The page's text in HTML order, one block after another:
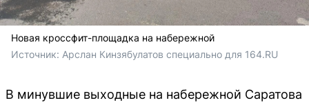
Новая кроссфит-площадка на набережной
Источник: Арслан Кинзябулатов специально для 164.RU
В минувшие выходные на набережной Саратова